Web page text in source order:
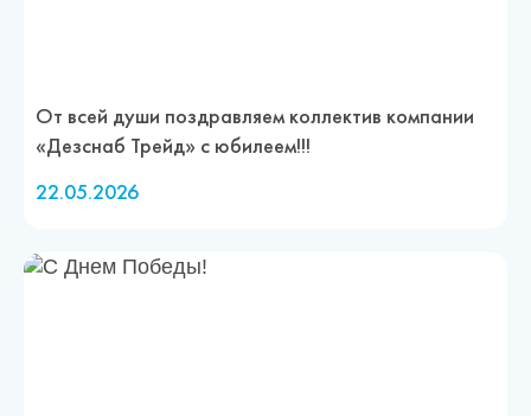
От всей души поздравляем коллектив компании
«Дезснаб Трейд» с юбилеем!!!
22.05.2026